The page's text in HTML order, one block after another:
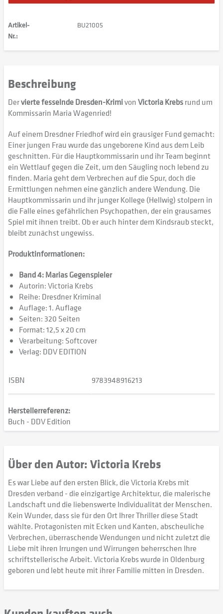
Artikel-
Nr.:
BU21005
Beschreibung
Dervierte fesselnde Dresden-KrimivonVictoria Krebsrund um
Kommissarin Maria Wagenried!
Auf einem Dresdner Friedhof wird ein grausiger Fund gemacht:
Einer jungen Frau wurde das ungeborene Kind aus dem Leib
geschnitten. Für die Hauptkommissarin und ihr Team beginnt
ein Wettlauf gegen die Zeit, um den Säugling noch lebend zu
finden. Maria geht dem Verbrechen auf die Spur, doch die
Ermittlungen nehmen eine gänzlich andere Wendung. Die
Hauptkommissarin und ihr junger Kollege (Hellwig) stolpern in
die Falle eines gefährlichen Psychopathen, der ein grausames
Spiel mit ihnen treibt. Ob er auch hinter dem Kindsraub steckt,
bleibt zunächst ungewiss.
Produktinformationen:
Band 4: Marias Gegenspieler
Autorin: Victoria Krebs
Reihe: Dresdner Kriminal
Auflage: 1. Auflage
Seiten: 320 Seiten
Format: 12,5 x 20 cm
Verarbeitung: Softcover
Verlag: DDV EDITION
ISBN 9783948916213
Herstellerreferenz:
Buch - DDV Edition
Über den Autor: Victoria Krebs
Es war Liebe auf den ersten Blick, die Victoria Krebs mit
Dresden verband - die einzigartige Architektur, die malerische
Landschaft und die liebenswerte Individualität der Menschen.
Kein Wunder, dass sie für den Ort Ihrer Thriller diese Stadt
wählte. Protagonisten mit Ecken und Kanten, abscheuliche
Verbrechen, überraschende Wendungen und nicht zuletzt die
Liebe mit ihren Irrungen und Wirrungen beherrschen Ihre
schriftstellerische Arbeit. Victoria Krebs wurde in Oldenburg
geboren und lebt heute mit ihrer Familie mitten in Dresden.